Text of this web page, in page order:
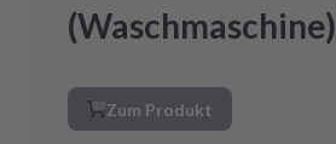
(Waschmaschine)
Zum Produkt